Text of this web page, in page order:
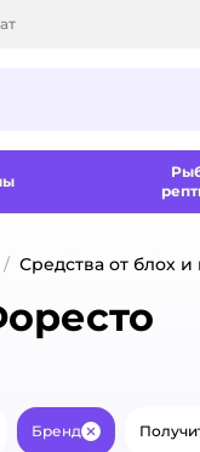
Средства от блох
Бренд Закрыть